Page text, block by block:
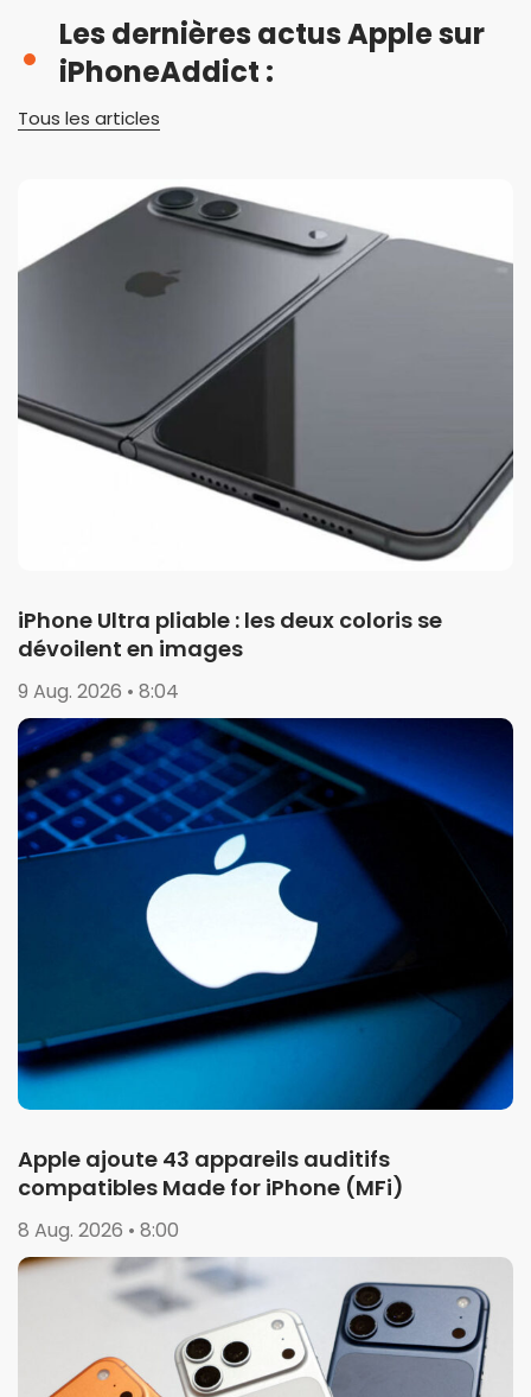
Les dernières actus Apple sur
iPhoneAddict :
Tous les articles
iPhone Ultra pliable : les deux coloris se
dévoilent en images
9 Aug. 2026 • 8:04
Apple ajoute 43 appareils auditifs
compatibles Made for iPhone (MFi)
8 Aug. 2026 • 8:00